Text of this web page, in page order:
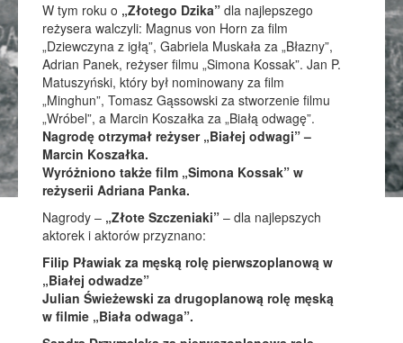
W tym roku o „Złotego Dzika” dla najlepszego
reżysera walczyli: Magnus von Horn za film
„Dziewczyna z igłą”, Gabriela Muskała za „Błazny”,
Adrian Panek, reżyser filmu „Simona Kossak”. Jan P.
Matuszyński, który był nominowany za film
„Minghun”, Tomasz Gąssowski za stworzenie filmu
„Wróbel”, a Marcin Koszałka za „Białą odwagę”.
Nagrodę otrzymał reżyser „Białej odwagi” –
Marcin Koszałka.
Wyróżniono także film „Simona Kossak” w
reżyserii Adriana Panka.
Nagrody – „Złote Szczeniaki” – dla najlepszych
aktorek i aktorów przyznano:
Filip Pławiak za męską rolę pierwszoplanową w
„Białej odwadze”
Julian Świeżewski za drugoplanową rolę męską
w filmie „Biała odwaga”.